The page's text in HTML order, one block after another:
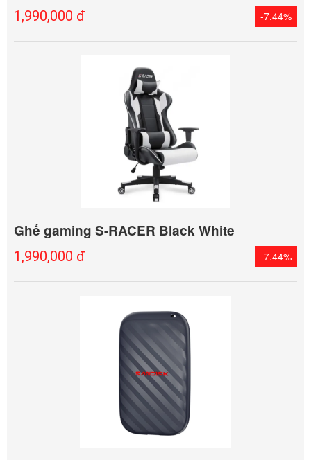
1,990,000 đ -7.44%
Ghế gaming S-RACER Black White
1,990,000 đ -7.44%